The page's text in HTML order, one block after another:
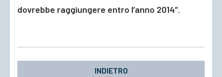
dovrebbe raggiungere entro l’anno 2014”.
INDIETRO